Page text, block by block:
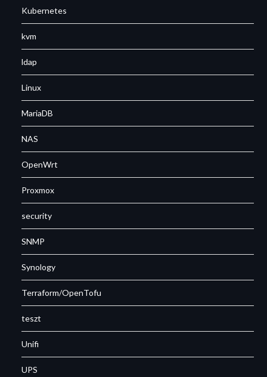
Kubernetes
kvm
ldap
Linux
MariaDB
NAS
OpenWrt
Proxmox
security
SNMP
Synology
Terraform/OpenTofu
teszt
Unifi
UPS